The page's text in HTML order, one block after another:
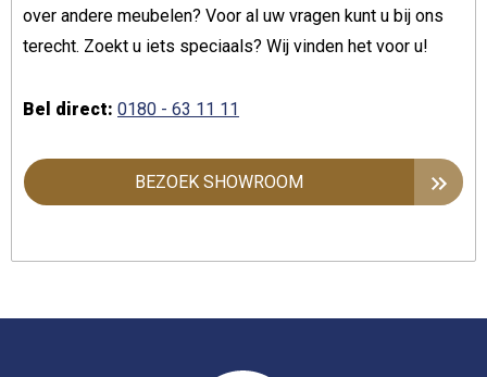
over andere meubelen? Voor al uw vragen kunt u bij ons
terecht. Zoekt u iets speciaals? Wij vinden het voor u!
Bel direct: 0180 - 63 11 11
BEZOEK SHOWROOM